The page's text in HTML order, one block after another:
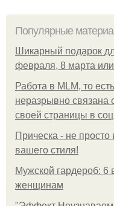
Популярные
Шикарный подарок
февраля, 8 марта
Работа в MLM, то
неразрывно связана
своей страницы в соц
Прическа - не
вашего стиля!
Мужской гардероб: 6
женщинам